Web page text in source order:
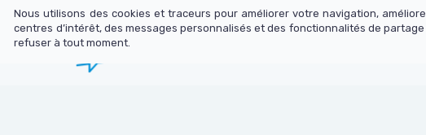
Nous utilisons des cookies et traceurs pour améliorer votre navigation,
centres d’intérêt, des messages personnalisés et des fonctionnalités de
refuser à tout moment.